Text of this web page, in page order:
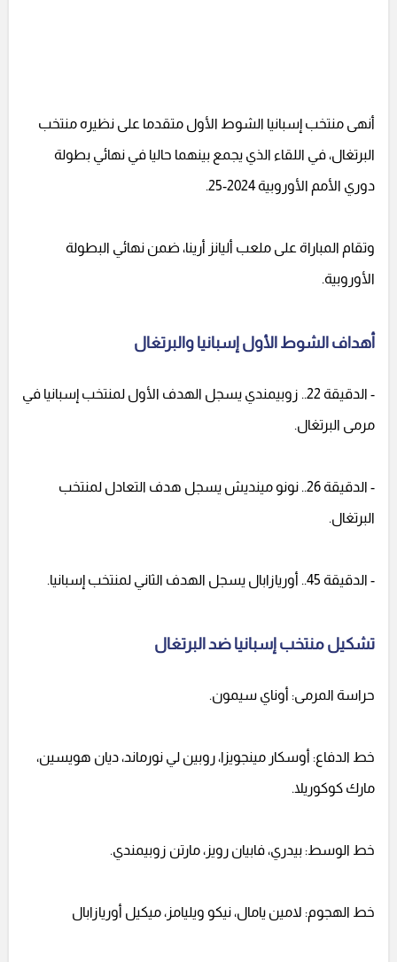
أنهى منتخب إسبانيا الشوط الأول متقدما على نظيره منتخب
البرتغال، في اللقاء الذي يجمع بينهما حاليا في نهائي بطولة
دوري الأمم الأوروبية 2024-25.
وتقام المباراة على ملعب أليانز أرينا، ضمن نهائي البطولة
الأوروبية.
أهداف الشوط الأول إسبانيا والبرتغال
- الدقيقة 22.. زوبيمندي يسجل الهدف الأول لمنتخب إسبانيا في
مرمى البرتغال.
- الدقيقة 26.. نونو مينديش يسجل هدف التعادل لمنتخب
البرتغال.
- الدقيقة 45.. أوريازابال يسجل الهدف الثاني لمنتخب إسبانيا.
تشكيل منتخب إسبانيا ضد البرتغال
حراسة المرمى: أوناي سيمون.
خط الدفاع: أوسكار مينجويزا، روبين لي نورماند، ديان هويسين،
مارك كوكوريلا.
خط الوسط: بيدري، فابيان رويز، مارتن زوبيمندي.
خط الهجوم: لامين يامال، نيكو ويليامز، ميكيل أوريازابال